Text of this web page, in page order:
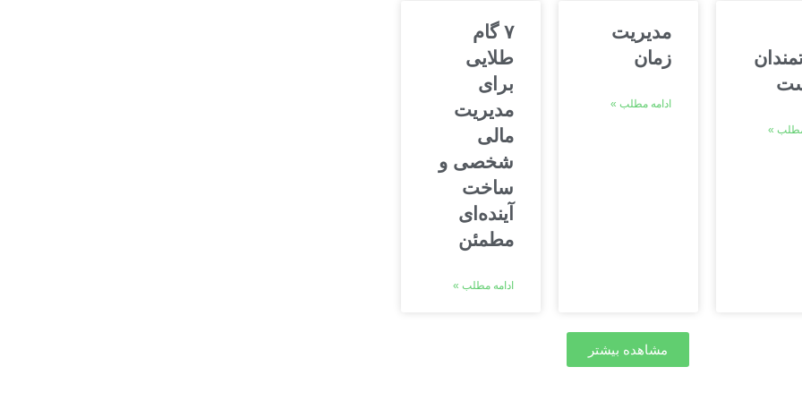
مطلب »
مدیریت
زمان
ادامه مطلب »
۷ گام
طلایی
برای
مدیریت
مالی
شخصی و
ساخت
آینده‌ای
مطمئن
ادامه مطلب »
مشاهده بیشتر